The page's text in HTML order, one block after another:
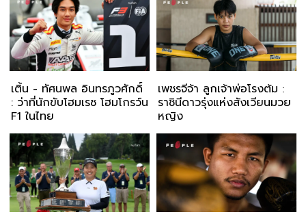
เติ้น - ทัศนพล อินทรภูวศักดิ์
: ว่าที่นักขับโฮมเรซ โฮมโกรว์น
F1 ในไทย
เพชรจีจ้า ลูกเจ้าพ่อโรงต้ม :
ราชินีดาวรุ่งแห่งสังเวียนมวย
หญิง